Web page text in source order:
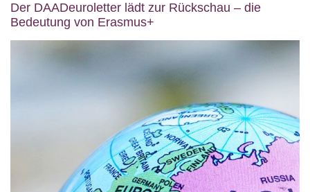
Der DAADeuroletter lädt zur Rückschau – die
Bedeutung von Erasmus+